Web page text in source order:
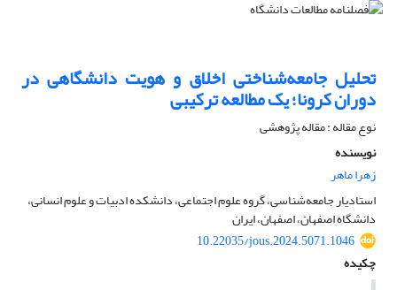
تحلیل جامعه‌شناختی اخلاق و هویت دانشگاهی در
دوران کرونا؛ یک مطالعه ترکیبی
نوع مقاله : مقاله پژوهشی
نویسنده
زهرا ماهر
استادیار جامعه‌شناسی، گروه علوم اجتماعی، دانشکده ادبیات و علوم انسانی،
دانشگاه اصفهان، اصفهان، ایران
10.22035/jous.2024.5071.1046
چکیده